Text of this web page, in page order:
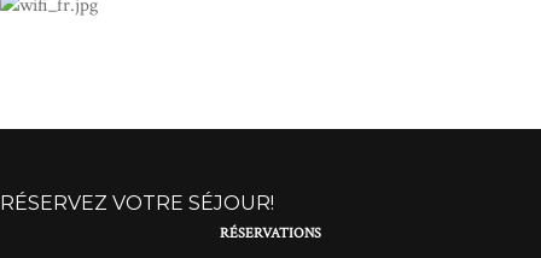
RÉSERVEZ VOTRE SÉJOUR!
RÉSERVATIONS